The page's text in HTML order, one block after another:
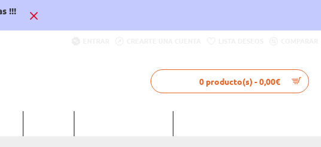
!!!
0 producto(s) - 0,00€